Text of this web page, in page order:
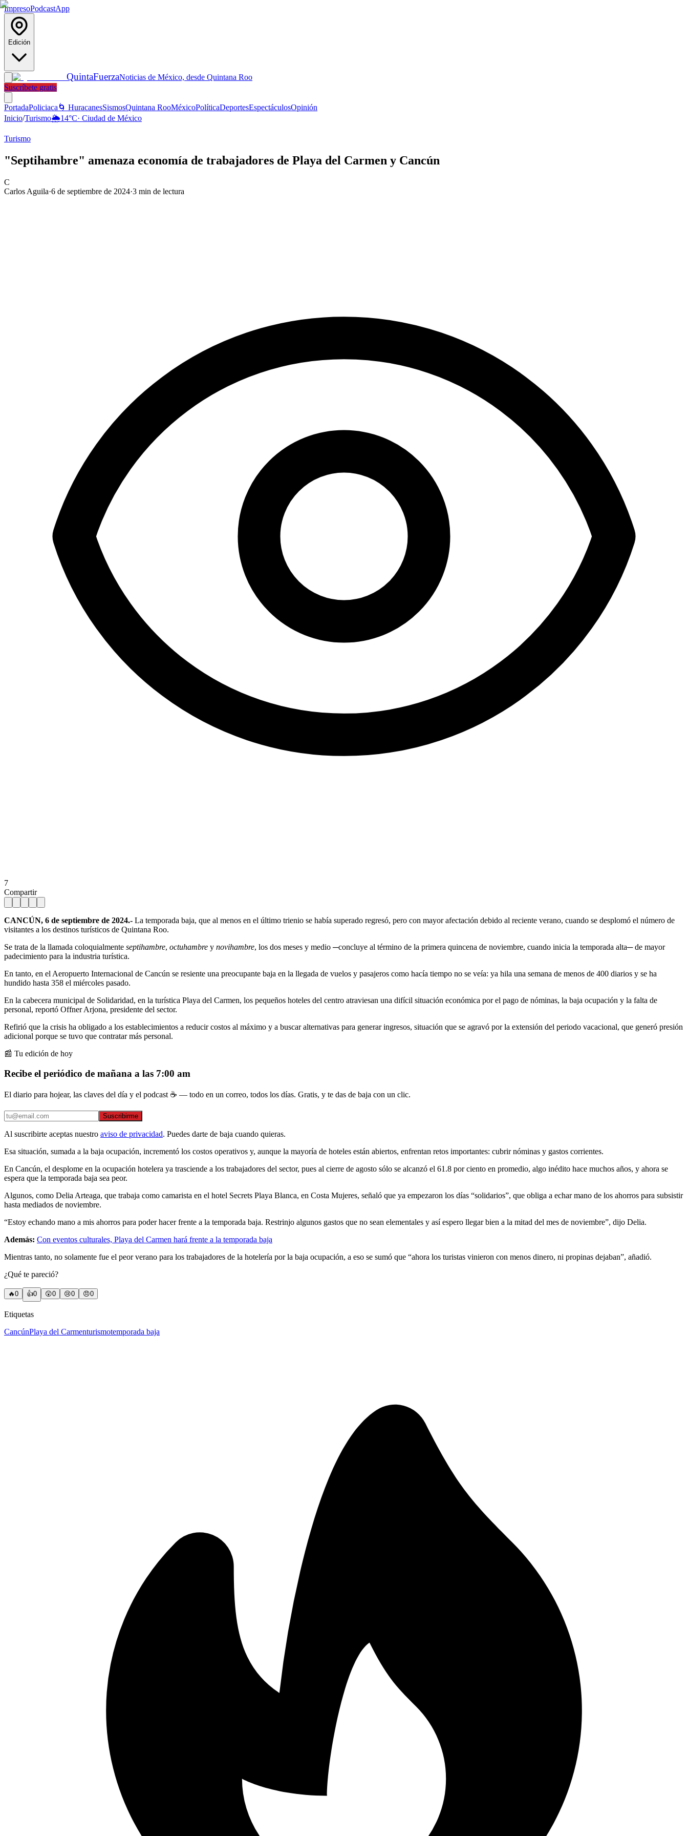
ImpresoPodcastApp
Edición
QuintaFuerzaNoticias de México, desde Quintana Roo
Suscríbete gratis
PortadaPoliciaca 🌀 HuracanesSismosQuintana RooMéxicoPolíticaDeportesEspectáculosOpinión
Inicio/Turismo🌦️14°C· Ciudad de México
Turismo
"Septihambre" amenaza economía de trabajadores de Playa del Carmen y Cancún
C
Carlos Aguila·6 de septiembre de 2024·3 min de lectura
7
Compartir
CANCÚN, 6 de septiembre de 2024.- La temporada baja, que al menos en el último trienio se había superado regresó, pero con mayor afectación debido al reciente verano, cuando se desplomó el número de
visitantes a los destinos turísticos de Quintana Roo.
Se trata de la llamada coloquialmente septihambre, octuhambre y novihambre, los dos meses y medio ─concluye al término de la primera quincena de noviembre, cuando inicia la temporada alta─ de mayor
padecimiento para la industria turística.
En tanto, en el Aeropuerto Internacional de Cancún se resiente una preocupante baja en la llegada de vuelos y pasajeros como hacía tiempo no se veía: ya hila una semana de menos de 400 diarios y se ha
hundido hasta 358 el miércoles pasado.
En la cabecera municipal de Solidaridad, en la turística Playa del Carmen, los pequeños hoteles del centro atraviesan una difícil situación económica por el pago de nóminas, la baja ocupación y la falta de
personal, reportó Offner Arjona, presidente del sector.
Refirió que la crisis ha obligado a los establecimientos a reducir costos al máximo y a buscar alternativas para generar ingresos, situación que se agravó por la extensión del periodo vacacional, que generó presión
adicional porque se tuvo que contratar más personal.
📰 Tu edición de hoy
Recibe el periódico de mañana a las 7:00 am
El diario para hojear, las claves del día y el podcast ☕ — todo en un correo, todos los días. Gratis, y te das de baja con un clic.
Suscribirme
Al suscribirte aceptas nuestro aviso de privacidad. Puedes darte de baja cuando quieras.
Esa situación, sumada a la baja ocupación, incrementó los costos operativos y, aunque la mayoría de hoteles están abiertos, enfrentan retos importantes: cubrir nóminas y gastos corrientes.
En Cancún, el desplome en la ocupación hotelera ya trasciende a los trabajadores del sector, pues al cierre de agosto sólo se alcanzó el 61.8 por ciento en promedio, algo inédito hace muchos años, y ahora se
espera que la temporada baja sea peor.
Algunos, como Delia Arteaga, que trabaja como camarista en el hotel Secrets Playa Blanca, en Costa Mujeres, señaló que ya empezaron los días “solidarios”, que obliga a echar mano de los ahorros para subsistir
hasta mediados de noviembre.
“Estoy echando mano a mis ahorros para poder hacer frente a la temporada baja. Restrinjo algunos gastos que no sean elementales y así espero llegar bien a la mitad del mes de noviembre”, dijo Delia.
Además: Con eventos culturales, Playa del Carmen hará frente a la temporada baja
Mientras tanto, no solamente fue el peor verano para los trabajadores de la hotelería por la baja ocupación, a eso se sumó que “ahora los turistas vinieron con menos dinero, ni propinas dejaban”, añadió.
¿Qué te pareció?
🔥0 👍0 😲0 😢0 😠0
Etiquetas
CancúnPlaya del Carmenturismotemporada baja